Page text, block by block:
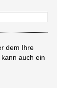
dem Ihre
auch ein